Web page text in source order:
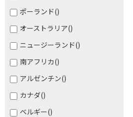
ポーランド()
オーストラリア()
ニュージーランド()
南アフリカ()
アルゼンチン()
カナダ()
ベルギー()